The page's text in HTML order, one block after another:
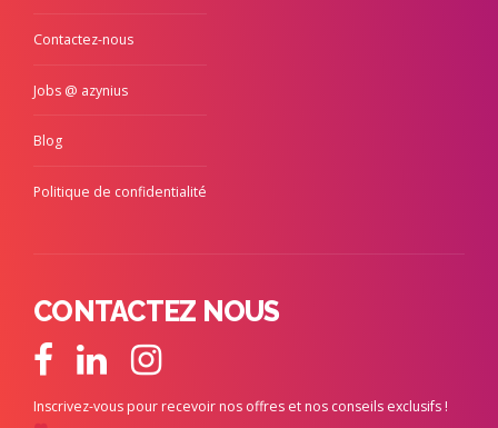
Contactez-nous
Jobs @ azynius
Blog
Politique de confidentialité
CONTACTEZ NOUS
Inscrivez-vous pour recevoir nos offres et nos conseils exclusifs !